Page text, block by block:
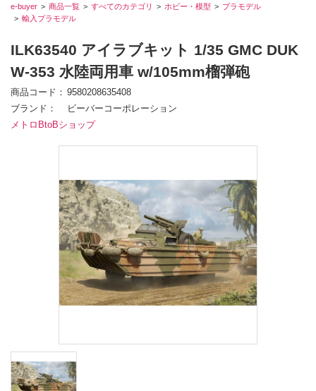
e-buyer
商品一覧 すべてのカテゴリ ホビー・模型
プラモデル
輸入プラモデル
ILK63540 アイラブキット 1/35 GMC DUK
W-353 水陸両用車 w/105mm榴弾砲
商品コード
9580208635408
ブランド
ビーバーコーポレーション
メトロBtoBショップ